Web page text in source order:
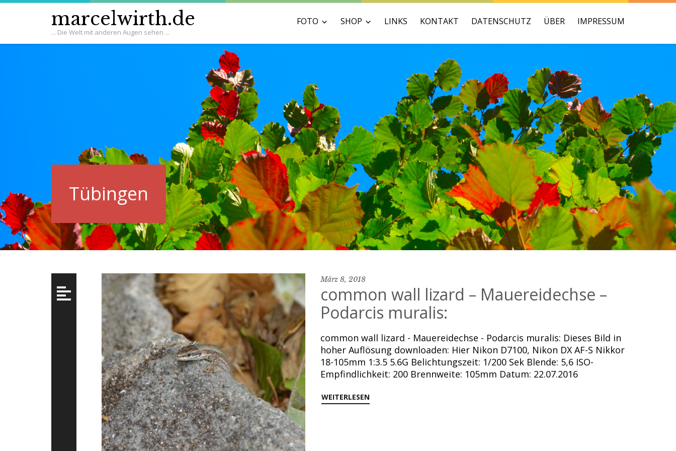
marcelwirth.de
... Die Welt mit anderen Augen sehen ...
FOTO SHOP LINKS KONTAKT DATENSCHUTZ ÜBER IMPRESSUM
Tübingen
März 8, 2018
common wall lizard – Mauereidechse –
Podarcis muralis:
common wall lizard - Mauereidechse - Podarcis muralis: Dieses Bild in
hoher Auflösung downloaden: Hier Nikon D7100, Nikon DX AF-S Nikkor
18-105mm 1:3.5 5.6G Belichtungszeit: 1/200 Sek Blende: 5,6 ISO-
Empfindlichkeit: 200 Brennweite: 105mm Datum: 22.07.2016
WEITERLESEN